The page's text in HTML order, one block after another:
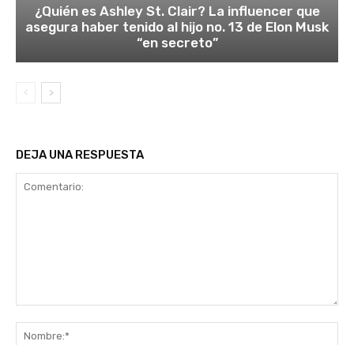
¿Quién es Ashley St. Clair? La influencer que
asegura haber tenido al hijo no. 13 de Elon Musk
“en secreto”
DEJA UNA RESPUESTA